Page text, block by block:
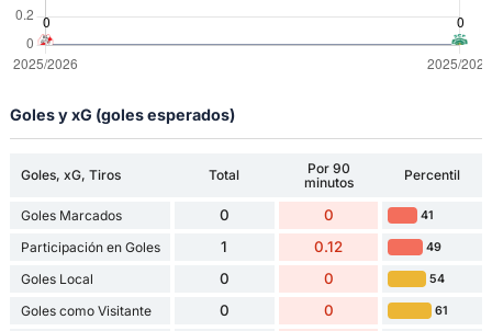
Goles y xG (goles esperados)
Goles, xG, Tiros Total
Por 90
minutos
Percentil
Goles Marcados 0 0 41
Participación en Goles 1 0.12 49
Goles Local 0 0 54
Goles como Visitante 0 0 61